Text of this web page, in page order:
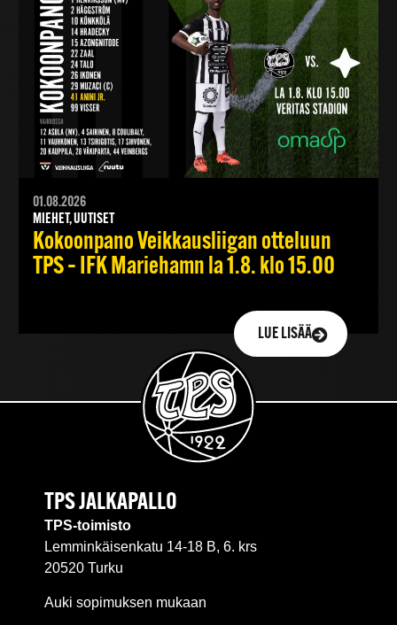
01.08.2026
MIEHET, UUTISET
Kokoonpano Veikkausliigan otteluun
TPS – IFK Mariehamn la 1.8. klo 15.00
LUE LISÄÄ
TPS JALKAPALLO
TPS-toimisto
Lemminkäisenkatu 14-18 B, 6. krs
20520 Turku
Auki sopimuksen mukaan